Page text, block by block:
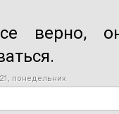
верно,
понедельник